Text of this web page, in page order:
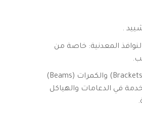
.
المعدنية: خاصة من
تصنيع الحوامل (Brackets) والكمرات (Beams)
في الدعامات والهياكل